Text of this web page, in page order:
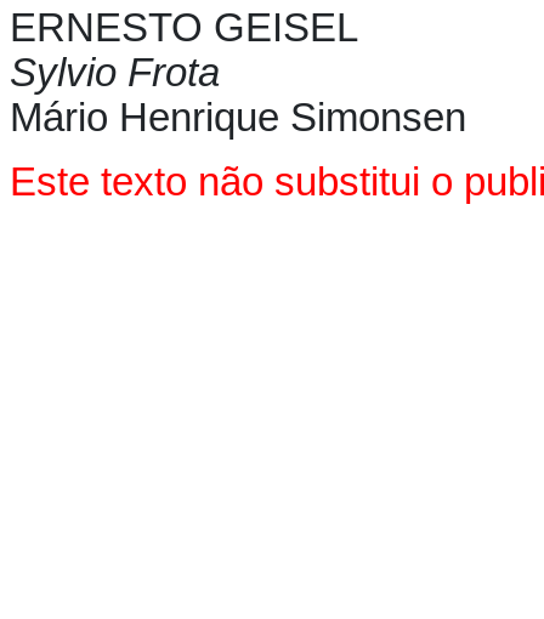
ERNESTO GEISEL
Sylvio Frota
Mário Henrique Simonsen
Este texto não substitui o